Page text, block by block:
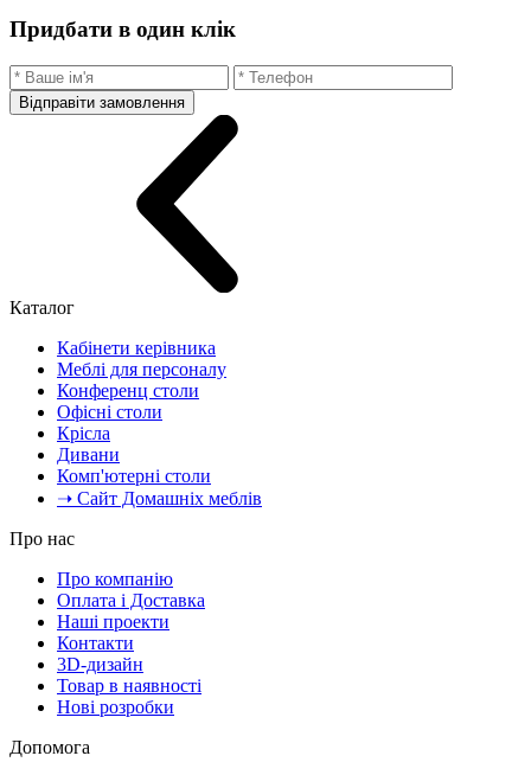
Придбати в один клік
Відправіти замовлення
Каталог
Кабінети керівника
Меблі для персоналу
Конференц столи
Офісні столи
Крісла
Дивани
Комп'ютерні столи
➝ Сайт Домашніх меблів
Про нас
Про компанію
Оплата і Доставка
Наші проекти
Контакти
3D-дизайн
Товар в наявності
Нові розробки
Допомога